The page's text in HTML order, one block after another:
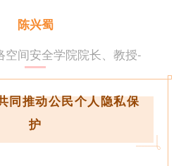
陈兴蜀
空间安全学院院长、教授-
同推动公民个人隐私保
护